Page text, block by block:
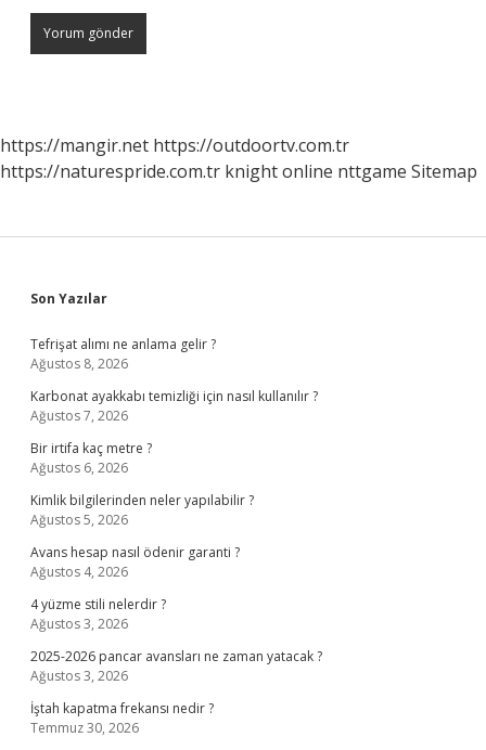
https://mangir.net https://outdoortv.com.tr
https://naturespride.com.tr knight online nttgame Sitemap
Sidebar
Son Yazılar
Tefrişat alımı ne anlama gelir ?
Ağustos 8, 2026
Karbonat ayakkabı temizliği için nasıl kullanılır ?
Ağustos 7, 2026
Bir irtifa kaç metre ?
Ağustos 6, 2026
Kimlik bilgilerinden neler yapılabilir ?
Ağustos 5, 2026
Avans hesap nasıl ödenir garanti ?
Ağustos 4, 2026
4 yüzme stili nelerdir ?
Ağustos 3, 2026
2025-2026 pancar avansları ne zaman yatacak ?
Ağustos 3, 2026
İştah kapatma frekansı nedir ?
Temmuz 30, 2026